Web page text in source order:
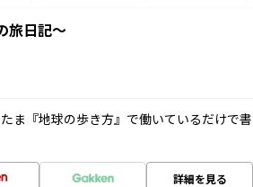
旅日記～
ま『地球の歩き方』で働いているだけで書
詳細を見る